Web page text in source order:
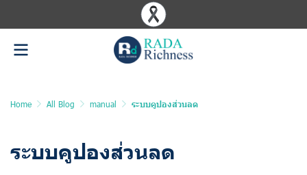
Home All Blog manual ระบบคูปองส่วนลด
ระบบคูปองส่วนลด